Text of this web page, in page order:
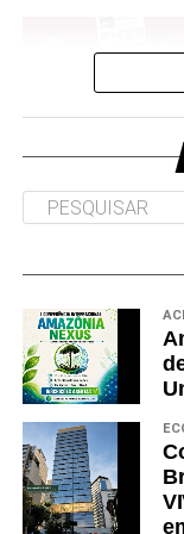
Leia Mais: Veja
Digital
Acesso ilimitado ao
títulos Abril nos
Revista em
Receba 4 revistas de
do plano Digital
A partir de35,90/mês